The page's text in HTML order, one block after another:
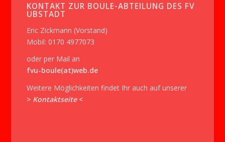
KONTAKT ZUR BOULE-ABTEILUNG DES FV
UBSTADT
Eric Zickmann (Vorstand)
Mobil: 0170 4977073
oder per Mail an
fvu-boule(at)web.de
Weitere Möglichkeiten findet Ihr auch auf unserer
> Kontaktseite <